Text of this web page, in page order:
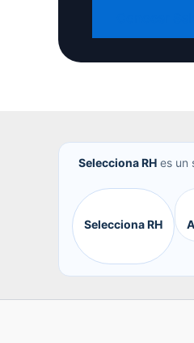
Selecciona RH es un
Selecciona RH